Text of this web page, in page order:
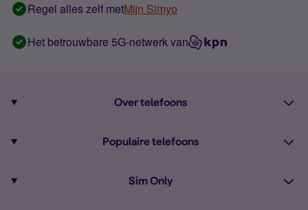
Regel alles zelf metMijn Simyo
Het betrouwbare 5G-netwerk van
Over telefoons
Alle telefoons
Populaire telefoons
Sim Only